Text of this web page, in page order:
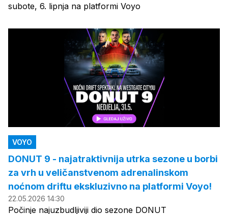
subote, 6. lipnja na platformi Voyo
VOYO
DONUT 9 - najatraktivnija utrka sezone u borbi
za vrh u veličanstvenom adrenalinskom
noćnom driftu ekskluzivno na platformi Voyo!
22.05.2026 14:30
Počinje najuzbudljiviji dio sezone DONUT